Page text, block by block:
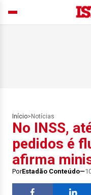
Início> Notícias
No INSS,
pedidos é
afirma
PorEstadão Conteúdo